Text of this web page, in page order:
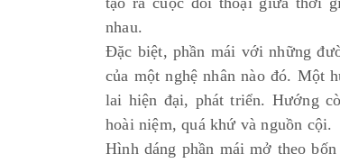
nhau.
Đặc biệt, phần mái với những
của một nghệ nhân nào đó. Một
lai hiện đại, phát triển. Hướng
hoài niệm, quá khứ và nguồn cội.
Hình dáng phần mái mở theo